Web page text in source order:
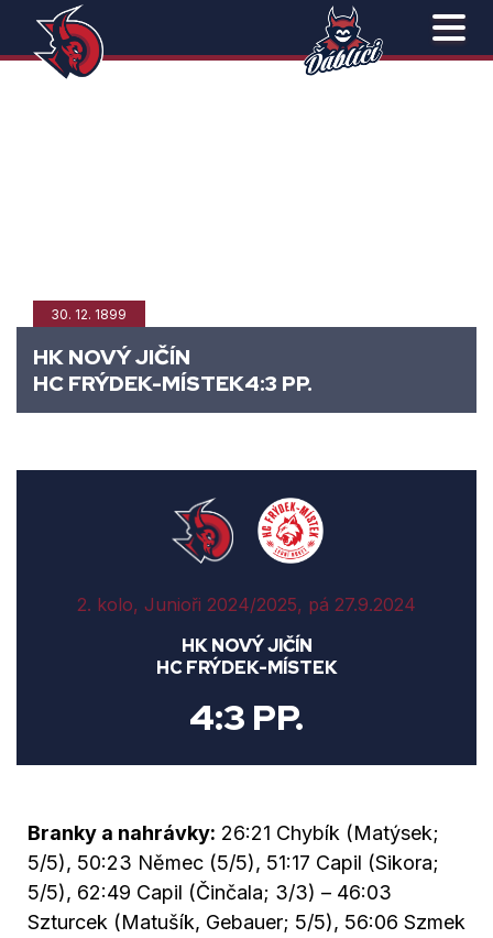
30. 12. 1899
HK NOVÝ JIČÍN
HC FRÝDEK-MÍSTEK4:3 PP.
2. kolo, Junioři 2024/2025, pá 27.9.2024
HK NOVÝ JIČÍN
HC FRÝDEK-MÍSTEK
4:3 PP.
Branky a nahrávky: 26:21 Chybík (Matýsek;
5/5), 50:23 Němec (5/5), 51:17 Capil (Sikora;
5/5), 62:49 Capil (Činčala; 3/3) – 46:03
Szturcek (Matušík, Gebauer; 5/5), 56:06 Szmek